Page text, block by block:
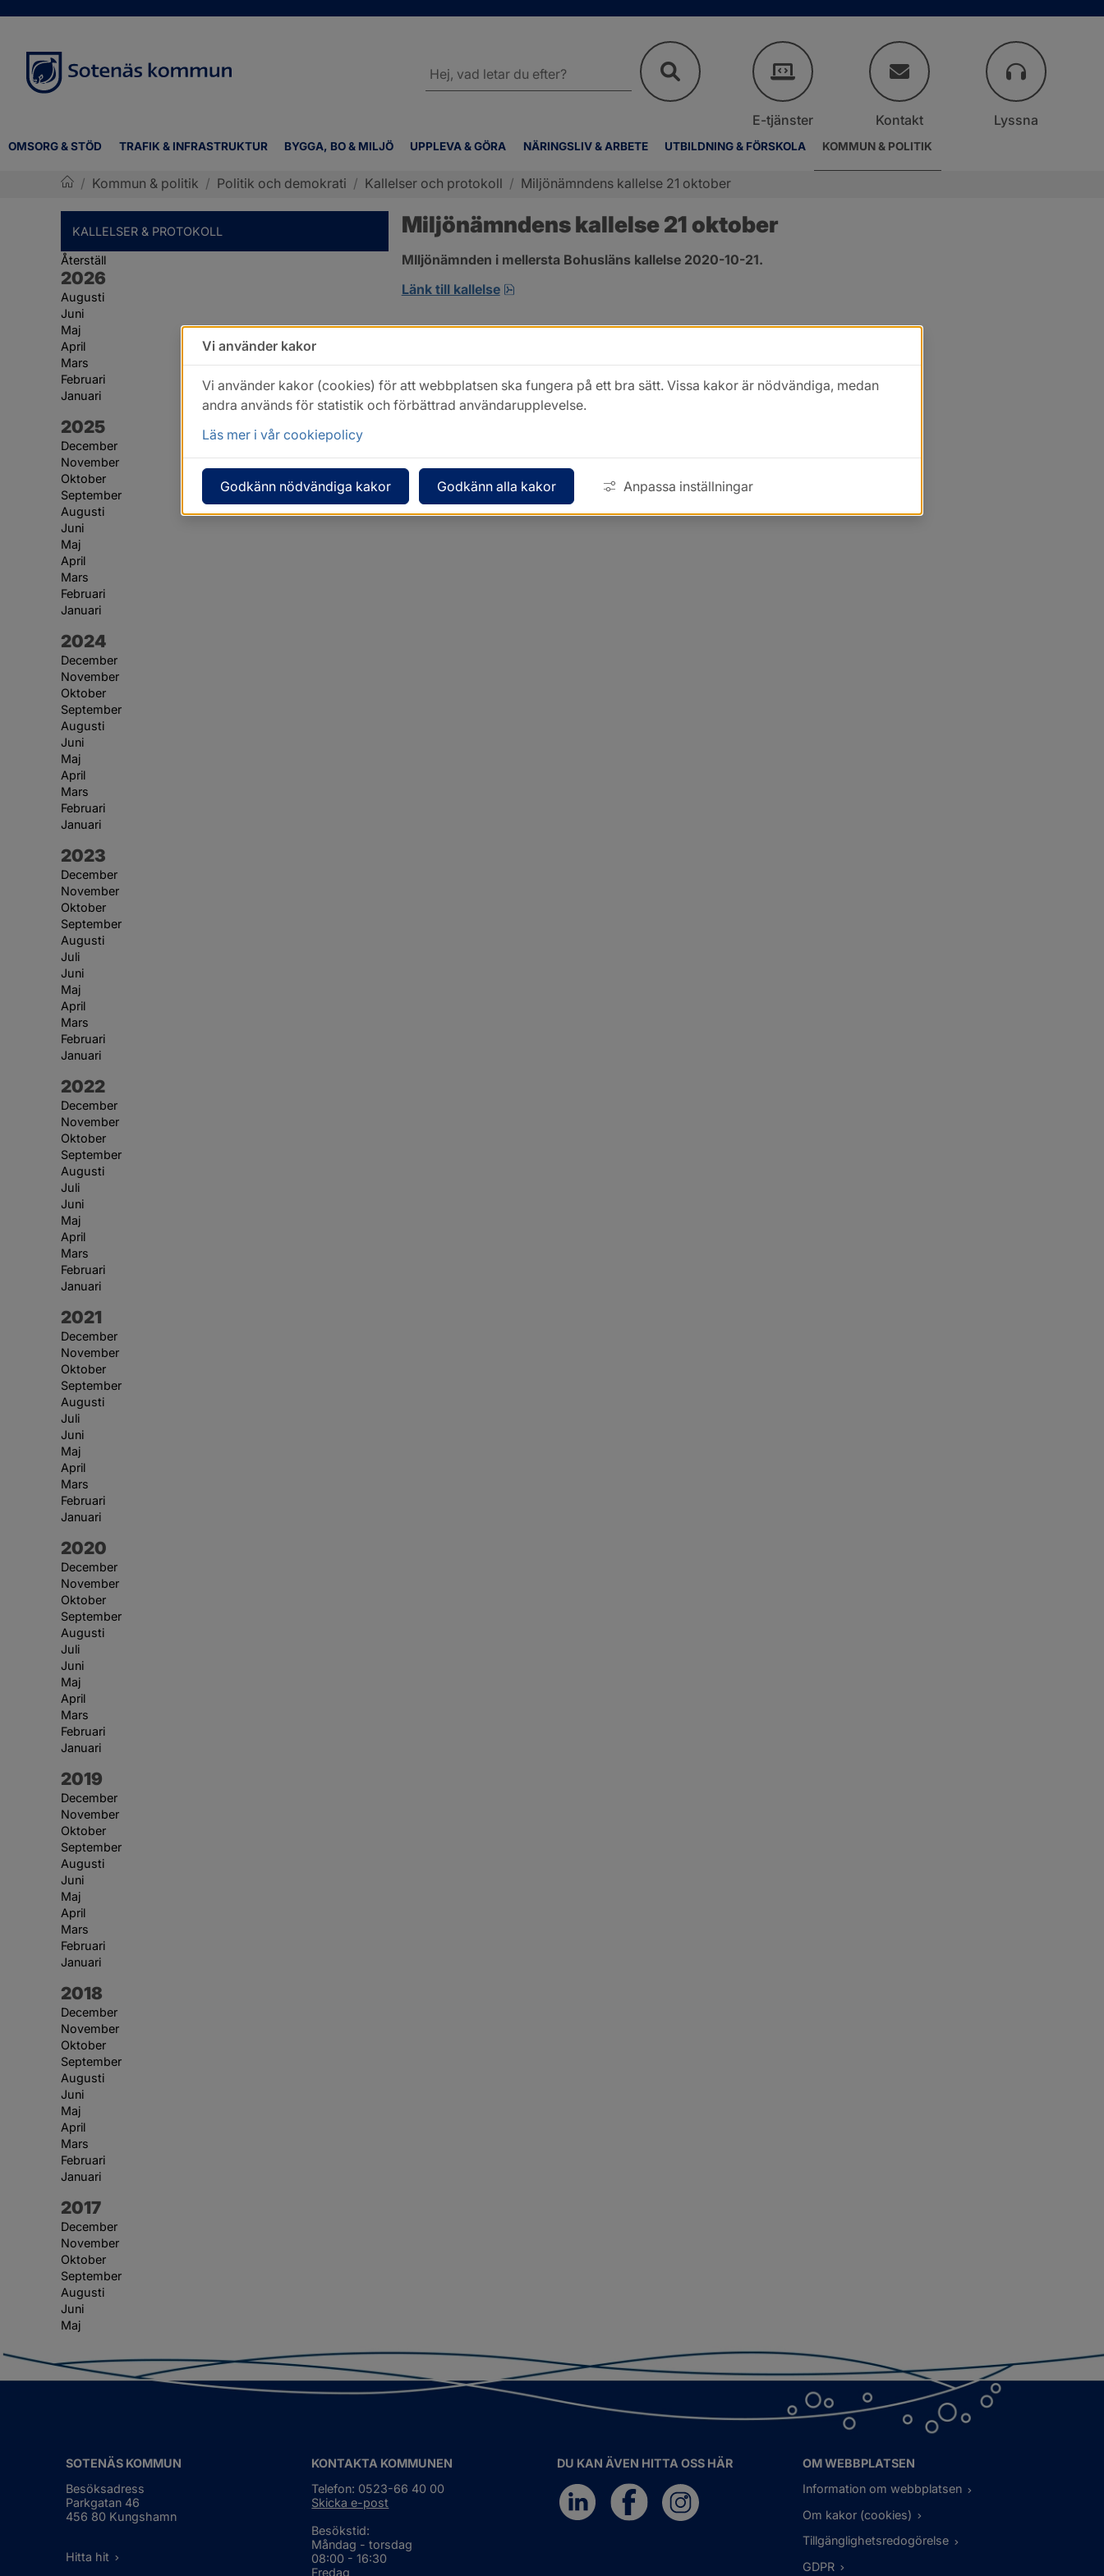
OMSORG & STÖD TRAFIK & INFRASTRUKTUR BYGGA, BO & MILJÖ UPPLEVA & GÖRA NÄRINGSLIV & ARBETE UTBILDNING & FÖRSKOLA KOMMUN & POLITIK
webbplatsen
E-tjänster Kontakt Lyssna
/ Kommun & politik / Politik och demokrati / Kallelser och protokoll / Miljönämndens kallelse 21 oktober
KALLELSER & PROTOKOLL
Återställ
År:
2026
Augusti
Juni
Maj
April
Mars
Februari
Januari
År:
2025
December
November
Oktober
September
Augusti
Juni
Maj
April
Mars
Februari
Januari
År:
2024
December
November
Oktober
September
Augusti
Juni
Maj
April
Mars
Februari
Januari
År:
2023
December
November
Oktober
September
Augusti
Juli
Juni
Maj
April
Mars
Februari
Januari
År:
2022
December
November
Oktober
September
Augusti
Juli
Juni
Maj
April
Mars
Februari
Januari
År:
2021
December
November
Oktober
September
Augusti
Juli
Juni
Maj
April
Mars
Februari
Januari
År:
2020
December
November
Oktober
September
Augusti
Juli
Juni
Maj
April
Mars
Februari
Januari
År:
2019
December
November
Oktober
September
Augusti
Juni
Maj
April
Mars
Februari
Januari
År:
2018
December
November
Oktober
September
Augusti
Juni
Maj
April
Mars
Februari
Januari
År:
2017
December
November
Oktober
September
Augusti
Juni
Maj
Miljönämndens kallelse 21 oktober
MIljönämnden i mellersta Bohusläns kallelse 2020-10-21.
Länk till kallelse
pdf, öppnas i nytt fönster.
SOTENÄS KOMMUN
Besöksadress
Parkgatan 46
456 80 Kungshamn
Hitta hit
KONTAKTA KOMMUNEN
Telefon: 0523-66 40 00
Skicka e-post
Besökstid:
Måndag - torsdag
08:00 - 16:30
Fredag
DU KAN ÄVEN HITTA OSS HÄR
OM WEBBPLATSEN
Information om webbplatsen
Om kakor (cookies)
Tillgänglighetsredogörelse
GDPR
Vi använder kakor
Vi använder kakor (cookies) för att webbplatsen ska fungera på ett bra sätt. Vissa kakor är nödvändiga, medan
andra används för statistik och förbättrad användarupplevelse.
Läs mer i vår cookiepolicy
Godkänn nödvändiga kakor Godkänn alla kakor Anpassa inställningar